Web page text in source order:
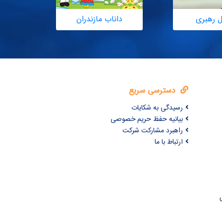
رهبری داناب مازندران
دسترسی سریع
رسیدگی به شکایات
بیانیه حفظ حریم خصوصی
راهبرد مشارکت شرکت
ارتباط با ما